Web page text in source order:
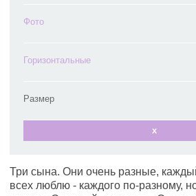
Фото
Горизонтальные
Размер
x
Три сына. Они очень разные,
всех люблю - каждого по-разному,